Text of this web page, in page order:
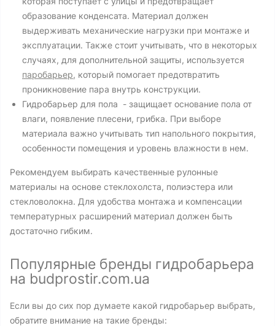
образование конденсата. Материал должен
выдерживать механические нагрузки при монтаже и
эксплуатации. Также стоит учитывать, что в некоторых
случаях, для дополнительной защиты, используется
паробарьер, который помогает предотвратить
проникновение пара внутрь конструкции.
Гидробарьер для пола - защищает основание пола от
влаги, появление плесени, грибка. При выборе
материала важно учитывать тип напольного покрытия,
особенности помещения и уровень влажности в нем.
Рекомендуем выбирать качественные рулонные
материалы на основе стеклохолста, полиэстера или
стекловолокна. Для удобства монтажа и компенсации
температурных расширений материал должен быть
достаточно гибким.
Популярные бренды гидробарьера
на budprostir.com.ua
Если вы до сих пор думаете какой гидробарьер выбрать,
обратите внимание на такие бренды: